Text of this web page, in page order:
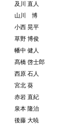
及川 直人
山川 博
小西 晃平
草野 博俊
幡中 健人
髙橋 啓士郎
西原 石人
宮北 葵
赤岩 直紀
泉本 隆治
後藤 大暁